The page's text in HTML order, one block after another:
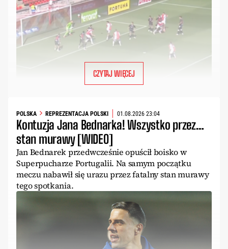
CZYTAJ WIĘCEJ
POLSKA REPREZENTACJA POLSKI 01.08.2026 23:04
Kontuzja Jana Bednarka! Wszystko przez…
stan murawy [WIDEO]
Jan Bednarek przedwcześnie opuścił boisko w
Superpucharze Portugalii. Na samym początku
meczu nabawił się urazu przez fatalny stan murawy
tego spotkania.